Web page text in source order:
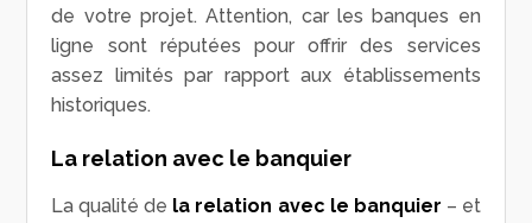
de votre projet. Attention, car les banques en
ligne sont réputées pour offrir des services
assez limités par rapport aux établissements
historiques.
La relation avec le banquier
La qualité de la relation avec le banquier – et